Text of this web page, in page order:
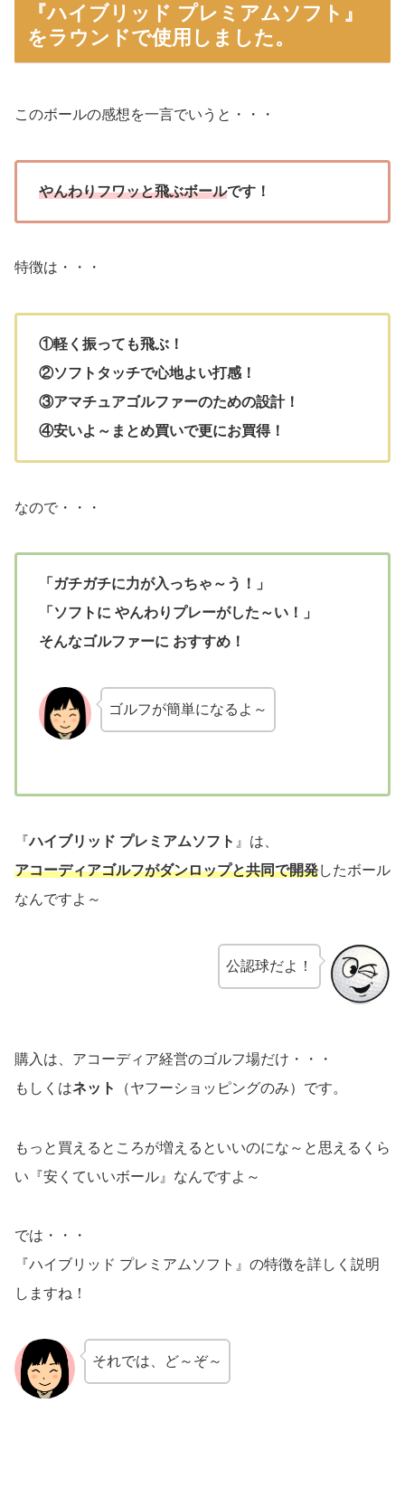
『ハイブリッド プレミアムソフト』
をラウンドで使用しました。
このボールの感想を一言でいうと・・・
やんわりフワッと飛ぶボールです！
特徴は・・・
①軽く振っても飛ぶ！
②ソフトタッチで心地よい打感！
③アマチュアゴルファーのための設計！
④安いよ～まとめ買いで更にお買得！
なので・・・
「ガチガチに力が入っちゃ～う！」
「ソフトに やんわりプレーがした～い！」
そんなゴルファーに おすすめ！
ゴルフが簡単になるよ～
『ハイブリッド プレミアムソフト 』は、
アコーディアゴルフがダンロップと共同で開発したボール
なんですよ～
公認球だよ！
購入は、アコーディア経営のゴルフ場だけ・・・
もしくはネット （ヤフーショッピングのみ）です。
もっと買えるところが増えるといいのにな～と思えるくら
い『安くていいボール』なんですよ～
では・・・
『ハイブリッド プレミアムソフト』の特徴を詳しく説明
しますね！
それでは、ど～ぞ～